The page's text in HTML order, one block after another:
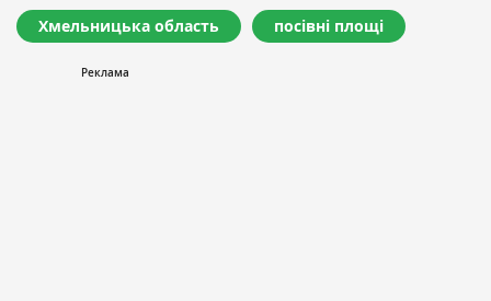
Хмельницька область посівні площі